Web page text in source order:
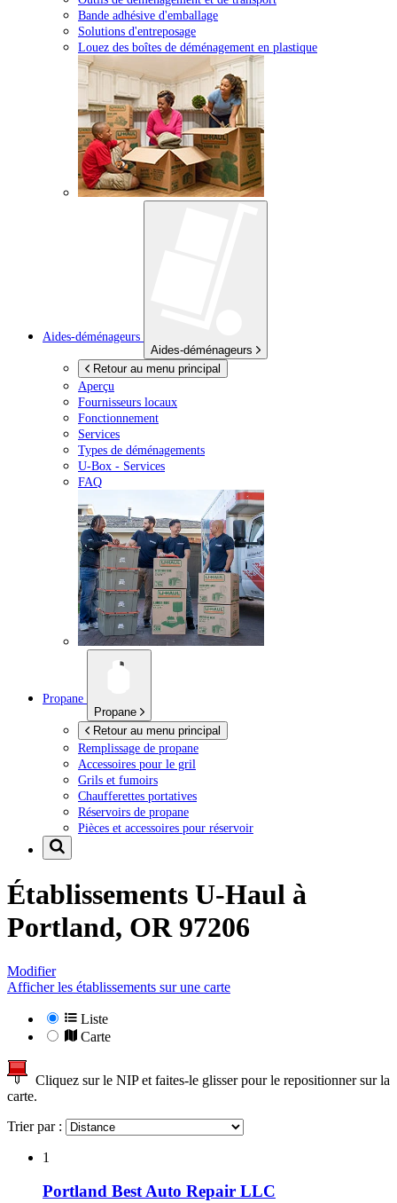
Bande adhésive d'emballage
Solutions d'entreposage
Louez des boîtes de déménagement en plastique
Aides-déménageurs
Aides-déménageurs
Retour au menu principal
Aperçu
Fournisseurs locaux
Fonctionnement
Services
Types de déménagements
U-Box - Services
FAQ
Propane
Propane
Retour au menu principal
Remplissage de propane
Accessoires pour le gril
Grils et fumoirs
Chaufferettes portatives
Réservoirs de propane
Pièces et accessoires pour réservoir
Établissements U-Haul à
Portland, OR 97206
Modifier
Afficher les établissements sur une carte
Liste
Carte
Cliquez sur le NIP et faites-le glisser pour le repositionner sur la
carte.
Trier par :
1
Portland Best Auto Repair LLC